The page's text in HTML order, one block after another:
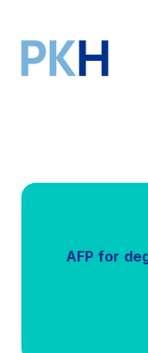
AFP for